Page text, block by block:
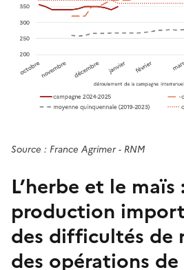
Source : France Agrimer - RNM
L’herbe et le maïs
production
des difficultés de
des opérations de